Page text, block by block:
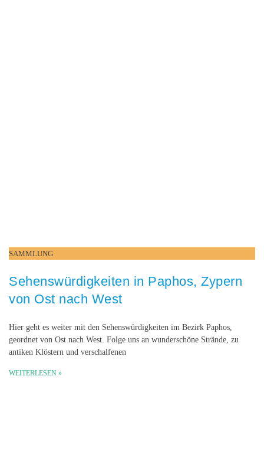
SAMMLUNG
Sehenswürdigkeiten in Paphos, Zypern
von Ost nach West
Hier geht es weiter mit den Sehenswürdigkeiten im Bezirk Paphos,
geordnet von Ost nach West. Folge uns an wunderschöne Strände, zu
antiken Klöstern und verschalfenen
WEITERLESEN »